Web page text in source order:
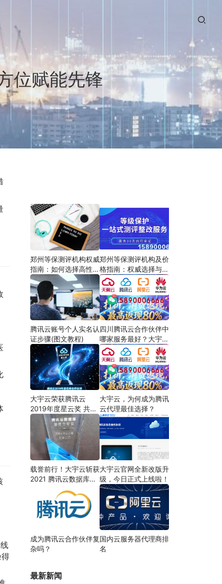
位赋能先锋
郑州等保测评机构权威
指南：如何选择高性价
比服务商
郑州等保测评机构及价
格指南：权威选择与费
用解析
腾讯云账号个人实名认
证步骤(图文教程)
四川腾讯云合作伙伴中
哪家服务最好？大宇云
以“懂产品、会定制、
能兜底”三大能力领跑
大宇云荣获腾讯云
2019年度星云奖 共筑
云生态新篇章
大宇云，为何成为腾讯
云代理最佳选择？
载誉前行！大宇云斩获
2021 腾讯云数据库服
大宇云官网全新改版升
级，今日正式上线啦！
成为腾讯云合作伙伴复
杂吗？
国内云服务器代理商排
名
最新新闻